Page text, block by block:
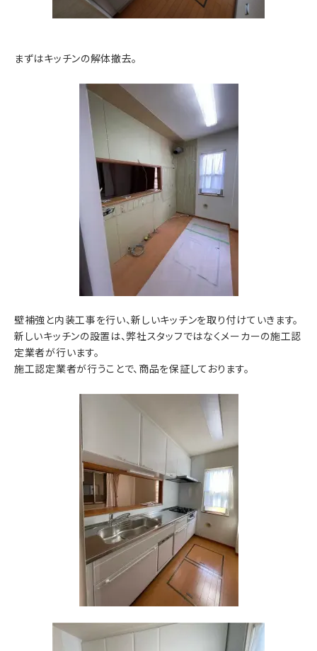
まずはキッチンの解体撤去。
壁補強と内装工事を行い、新しいキッチンを取り付けていきます。
新しいキッチンの設置は、弊社スタッフではなくメーカーの施工認
定業者が行います。
施工認定業者が行うことで、商品を保証しております。